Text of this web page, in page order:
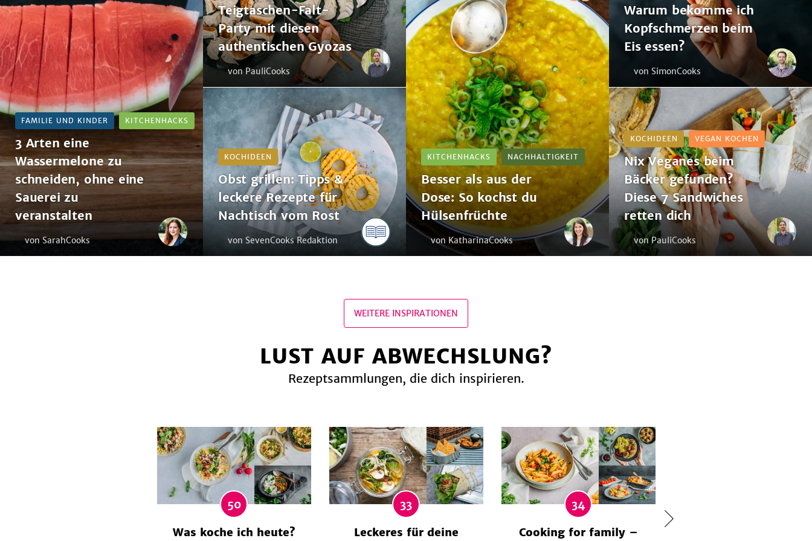
ohne
eine
Sauerei
zu
veranstalten
FAMILIE UND KINDER KITCHENHACKS
3 Arten eine
Wassermelone zu
schneiden, ohne eine
Sauerei zu
veranstalten
von SarahCooks
diesen
authentischen
Gyozas
Teigtaschen-Falt-
Party mit diesen
authentischen Gyozas
von PauliCooks
Obst
grillen:
Tipps
leckere
Rezepte
für
Nachtisch
vom
Rost
KOCHIDEEN
Obst grillen: Tipps &
leckere Rezepte für
Nachtisch vom Rost
von SevenCooks Redaktion
kochst
du
Hülsenfrüchte
KITCHENHACKS NACHHALTIGKEIT
Besser als aus der
Dose: So kochst du
Hülsenfrüchte
von KatharinaCooks
essen?
Warum bekomme ich
Kopfschmerzen beim
Eis essen?
von SimonCooks
Nix
Veganes
beim
Bäcker
gefunden?
Diese
7
Sandwiches
retten
dich
KOCHIDEEN VEGAN KOCHEN
Nix Veganes beim
Bäcker gefunden?
Diese 7 Sandwiches
retten dich
von PauliCooks
WEITERE INSPIRATIONEN
LUST AUF ABWECHSLUNG?
Rezeptsammlungen, die dich inspirieren.
50
Was koche ich heute?
33
Leckeres für deine
34
Cooking for family –